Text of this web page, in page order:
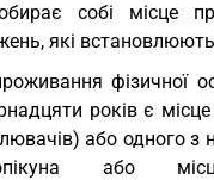
собі місце
які
фізичної
років є
або одного з
або